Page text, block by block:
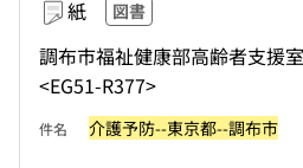
紙 図書
調布市福祉健康部高齢者支援
<EG51-R377>
件名 介護予防--東京都--調布市